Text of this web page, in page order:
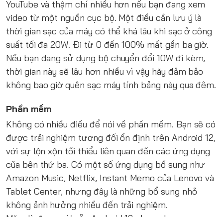
YouTube và thậm chí nhiều hơn nếu bạn đang xem
video từ một nguồn cục bộ. Một điều cần lưu ý là
thời gian sạc của máy có thể khá lâu khi sạc ở công
suất tối đa 20W. Đi từ 0 đến 100% mất gần ba giờ.
Nếu bạn đang sử dụng bộ chuyển đổi 10W đi kèm,
thời gian này sẽ lâu hơn nhiều vì vậy hãy đảm bảo
không bao giờ quên sạc máy tính bảng này qua đêm.
Phần mềm
Không có nhiều điều để nói về phần mềm. Bạn sẽ có
được trải nghiệm tương đối ổn định trên Android 12,
với sự lộn xộn tối thiểu liên quan đến các ứng dụng
của bên thứ ba. Có một số ứng dụng bổ sung như
Amazon Music, Netflix, Instant Memo của Lenovo và
Tablet Center, nhưng đây là những bổ sung nhỏ
không ảnh hưởng nhiều đến trải nghiệm.